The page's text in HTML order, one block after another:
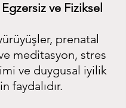
ve Fiziksel
prenatal
meditasyon, stres
ve duygusal iyilik
faydalıdır.